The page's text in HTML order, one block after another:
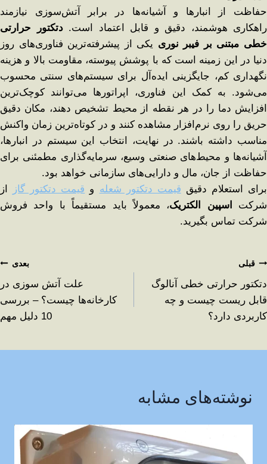
حفاظت از انبارها و آشیانه‌ها در برابر آتش‌سوزی نیازمند
راهکاری هوشمند، دقیق و قابل اعتماد است.دتکتور حرارتی
خطی مبتنی بر فیبر نوری یکی از پیشرفته‌ترین فناوری‌های روز
دنیا در این زمینه است که با پوشش پیوسته، مقاومت بالا و هزینه
نگهداری کم، جایگزینی ایده‌آل برای سیستم‌های سنتی محسوب
می‌شود. به کمک این فناوری، اپراتورها می‌توانند کوچک‌ترین
افزایش دما را در هر نقطه از محیط تشخیص دهند، مکان دقیق
حریق را روی نرم‌افزار مشاهده کنند و در کوتاه‌ترین زمان واکنش
مناسب داشته باشند. در نهایت، انتخاب این سیستم در انبارها،
آشیانه‌ها و محیط‌های صنعتی وسیع، سرمایه‌گذاری مطمئنی برای
حفاظت از جان، مال و دارایی‌های سازمانی خواهد بود.
برای استعلام دقیق قیمت دتکتور شعله و قیمت دتکتور گاز
از
شرکت
اسپین الکتریک، معمولاً باید مستقیماً با واحد فروش
شرکت تماس بگیرید.
قبلی
دتکتور حرارتی خطی آنالوگ
قابل ریست چیست و چه
کاربردی دارد؟
بعدی
علت آتش سوزی در
کارخانه‌ها چیست؟ – بررسی
10 دلیل مهم
نوشته‌های مشابه